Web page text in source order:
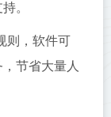
。
则，软件可
节省大量人